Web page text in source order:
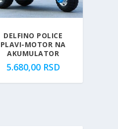
DELFINO POLICE
PLAVI-MOTOR NA
AKUMULATOR
5.680,00 RSD